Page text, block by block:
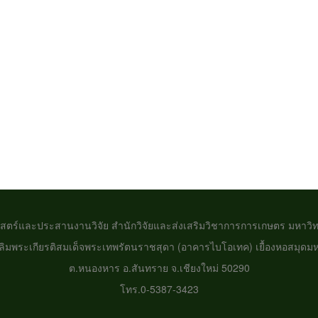
ตร์และประสานงานวิจัย สำนักวิจัยและส่งเสริมวิชาการการเกษตร มหาวิ
มพระเกียรติสมเด็จพระเทพรัตนราชสุดา (อาคารไบโอเทค) เยื้องหอสมุดม
ต.หนองหาร อ.สันทราย จ.เชียงใหม่ 50290
โทร.0-5387-3423